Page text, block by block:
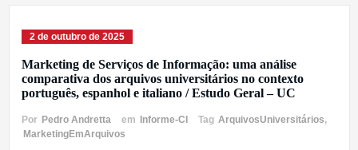
2 de outubro de 2025
Marketing de Serviços de Informação: uma análise
comparativa dos arquivos universitários no contexto
português, espanhol e italiano / Estudo Geral – UC
Por Pedro Andretta em Informe-CI Tag ArquivosUniversitários,
MarketingEmArquivos